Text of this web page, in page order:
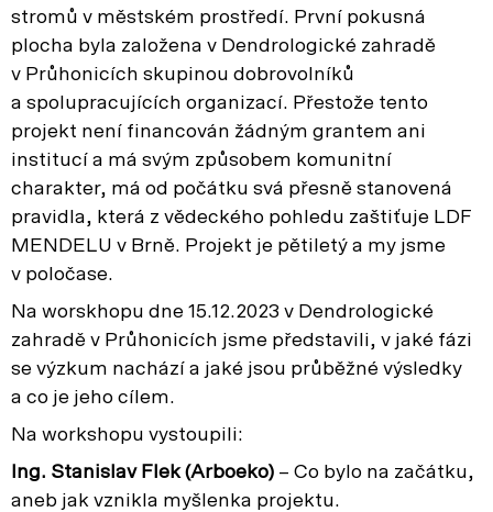
stromů v městském prostředí. První pokusná
plocha byla založena v Dendrologické zahradě
v Průhonicích skupinou dobrovolníků
a spolupracujících organizací. Přestože tento
projekt není financován žádným grantem ani
institucí a má svým způsobem komunitní
charakter, má od počátku svá přesně stanovená
pravidla, která z vědeckého pohledu zaštiťuje LDF
MENDELU v Brně. Projekt je pětiletý a my jsme
v poločase.
Na worskhopu dne 15.12.2023 v Dendrologické
zahradě v Průhonicích jsme představili, v jaké fázi
se výzkum nachází a jaké jsou průběžné výsledky
a co je jeho cílem.
Na workshopu vystoupili:
Ing. Stanislav Flek (Arboeko) – Co bylo na začátku,
aneb jak vznikla myšlenka projektu.